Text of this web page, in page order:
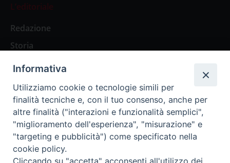
L’editoriale
Redazione
Storia
Abbonamenti
Abbonamento Annuale Digitale
Abbonamento Annuale Cartaceo
Abbonamento Singola Copia Digitale
Informativa
Utilizziamo cookie o tecnologie simili per
finalità tecniche e, con il tuo consenso, anche per
altre finalità ("interazioni e funzionalità semplici",
"miglioramento dell'esperienza", "misurazione" e
"targeting e pubblicità") come specificato nella
cookie policy.